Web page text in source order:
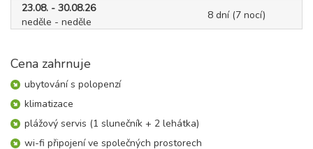
23.08. - 30.08.26
neděle - neděle
8 dní (7 nocí)
30.08. - 04.09.26
16 800 Kč
30.08. - 06.09.26
neděle - neděle
Cena zahrnuje
ubytování s polopenzí
klimatizace
plážový servis (1 slunečník + 2 lehátka)
wi-fi připojení ve společných prostorech